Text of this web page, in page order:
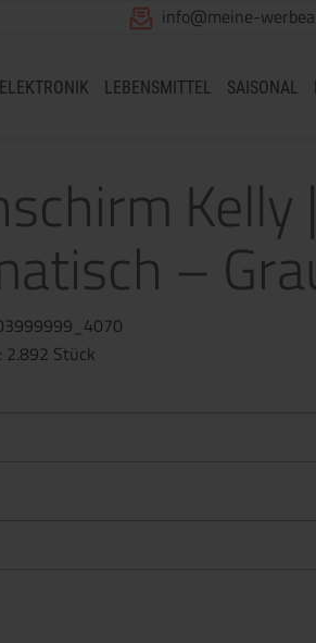
info@meine-
ELEKTRONIK LEBENSMITTEL SAISONAL
Kelly |
–
2.892 Stück